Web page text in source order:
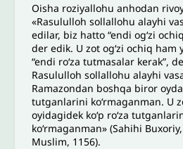
Oisha roziyallohu anhodan
«Rasululloh sollallohu alayhi
edilar, biz hatto “endi ogʻzi
der edik. U zot ogʻzi ochiq
“endi roʻza tutmasalar kerak”,
Rasululloh sollallohu alayhi
Ramazondan boshqa biror oyda
tutganlarini koʻrmaganman. U
oyidagidek koʻp roʻza
koʻrmaganman» (Sahihi
Muslim, 1156).